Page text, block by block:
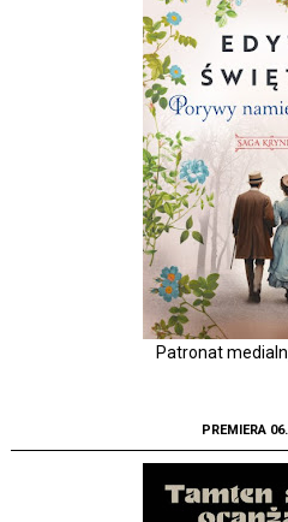
Patronat
PREMIERA